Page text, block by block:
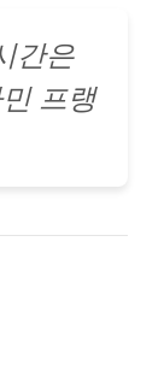
간은
프랭